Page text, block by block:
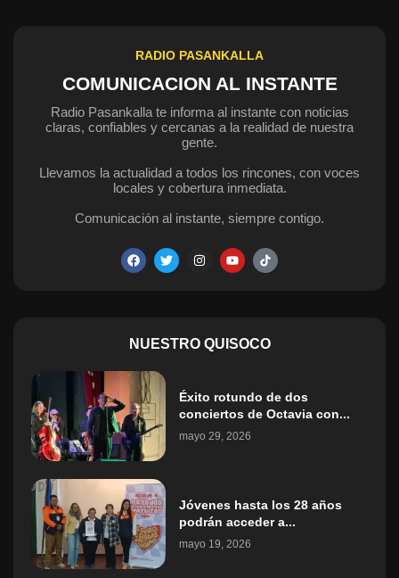
RADIO PASANKALLA
COMUNICACION AL INSTANTE
Radio Pasankalla te informa al instante con noticias
claras, confiables y cercanas a la realidad de nuestra
gente.
Llevamos la actualidad a todos los rincones, con voces
locales y cobertura inmediata.
Comunicación al instante, siempre contigo.
NUESTRO QUISOCO
Éxito rotundo de dos
conciertos de Octavia con...
mayo 29, 2026
Jóvenes hasta los 28 años
podrán acceder a...
mayo 19, 2026